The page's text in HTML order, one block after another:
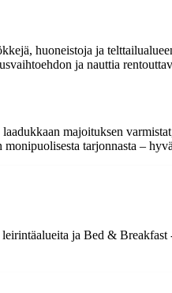
huoneistoja ja
ja nauttia
majoituksen
tarjonnasta –
ja Bed &